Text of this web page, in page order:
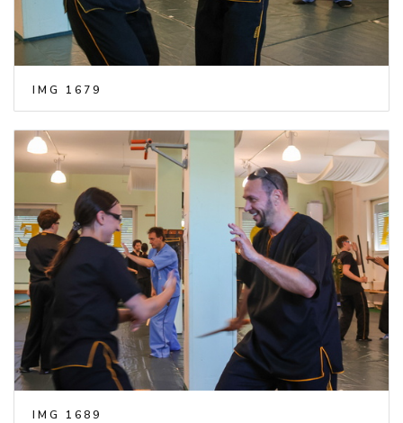
IMG 1679
IMG 1689